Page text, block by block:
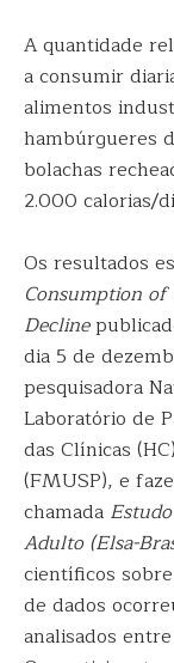
A quantidade
a consumir
alimentos
hambúrgueres
bolachas
2.000 calorias/
Os resultados
Consumption of
Decline
dia 5 de
pesquisadora
Laboratório de
das Clínicas
(FMUSP), e
chamada
Adulto (Elsa-
científicos
de dados
analisados